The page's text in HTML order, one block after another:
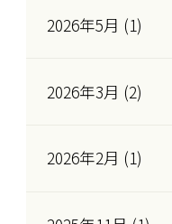
2026年5月 (1)
2026年3月 (2)
2026年2月 (1)